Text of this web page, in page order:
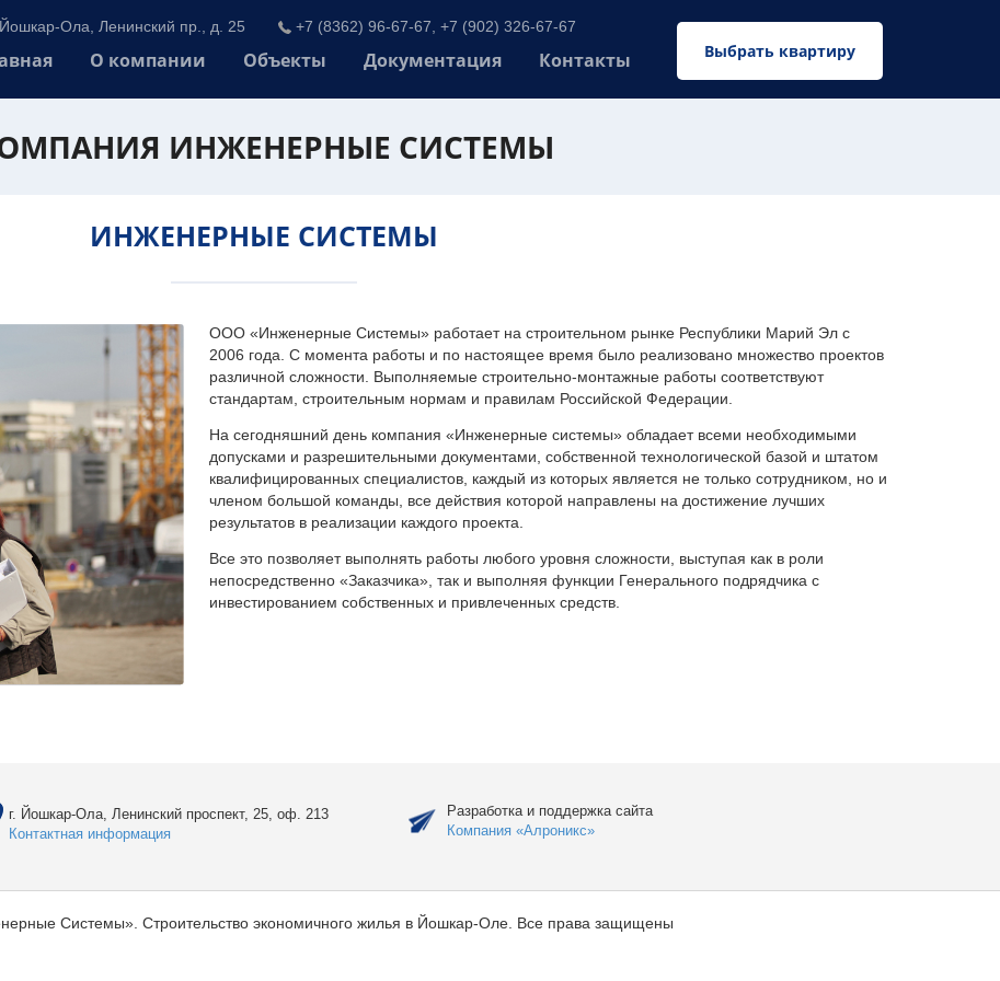
Выбрать квартиру
Йошкар-Ола, Ленинский пр., д. 25 +7 (8362) 96-67-67, +7 (902) 326-67-67
О компании Объекты Документация Контакты
ИНЖЕНЕРНЫЕ СИСТЕМЫ
ИНЖЕНЕРНЫЕ СИСТЕМЫ
ООО «Инженерные Системы» работает на строительном рынке Республики Марий Эл с
2006 года. С момента работы и по настоящее время было реализовано множество проектов
различной сложности. Выполняемые строительно-монтажные работы соответствуют
стандартам, строительным нормам и правилам Российской Федерации.
На сегодняшний день компания «Инженерные системы» обладает всеми необходимыми
допусками и разрешительными документами, собственной технологической базой и штатом
квалифицированных специалистов, каждый из которых является не только сотрудником, но и
членом большой команды, все действия которой направлены на достижение лучших
результатов в реализации каждого проекта.
Все это позволяет выполнять работы любого уровня сложности, выступая как в роли
непосредственно «Заказчика», так и выполняя функции Генерального подрядчика с
инвестированием собственных и привлеченных средств.
г. Йошкар-Ола, Ленинский проспект, 25, оф. 213
Контактная информация
Разработка и поддержка сайта
Компания «Алроникс»
Системы». Строительство экономичного жилья в Йошкар-Оле. Все права защищены